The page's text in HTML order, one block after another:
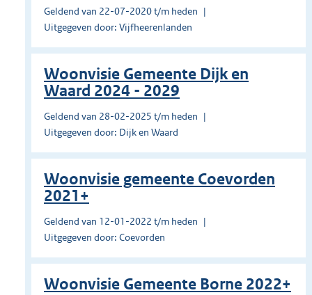
Geldend van 22-07-2020 t/m heden
Uitgegeven door: Vijfheerenlanden
Woonvisie Gemeente Dijk en
Waard 2024 - 2029
Geldend van 28-02-2025 t/m heden
Uitgegeven door: Dijk en Waard
Woonvisie gemeente Coevorden
2021+
Geldend van 12-01-2022 t/m heden
Uitgegeven door: Coevorden
Woonvisie Gemeente Borne 2022+